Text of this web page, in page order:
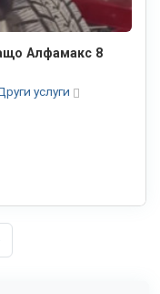
Алфамакс 8
услуги